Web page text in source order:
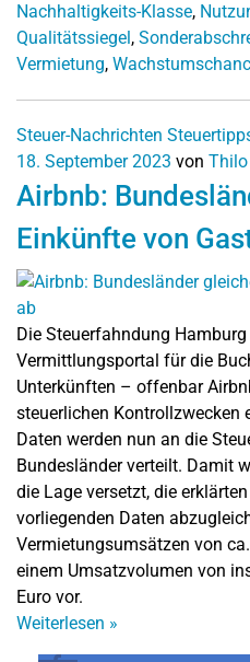
Nachhaltigkeits-Klasse,
Qualitätssiegel,
Vermietung,
Steuer-Nachrichten
18. September 2023 von
Airbnb:
Einkünfte von
Die Steuerfahndung
Vermittlungsportal für die
Unterkünften – offenbar
steuerlichen Kontrollzwecken
Daten werden nun an die
Bundesländer verteilt. Damit
die Lage versetzt, die
vorliegenden Daten
Vermietungsumsätzen von
einem Umsatzvolumen von
Euro vor.
Weiterlesen »